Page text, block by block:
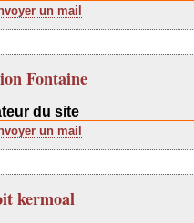
un mail
Fontaine
du site
un mail
kermoal